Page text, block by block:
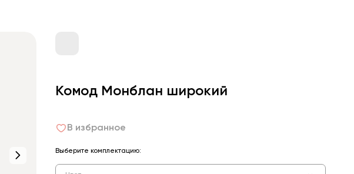
Комод Монблан широкий
В избранное
Выберите комплектацию: